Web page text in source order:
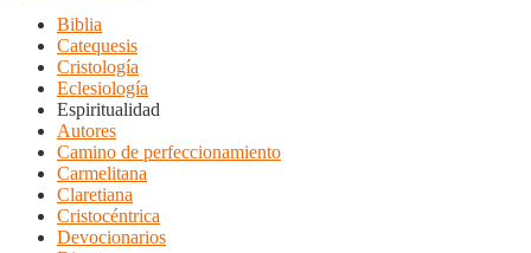
Biblia
Catequesis
Cristología
Eclesiología
Espiritualidad
Autores
Camino de perfeccionamiento
Carmelitana
Claretiana
Cristocéntrica
Devocionarios